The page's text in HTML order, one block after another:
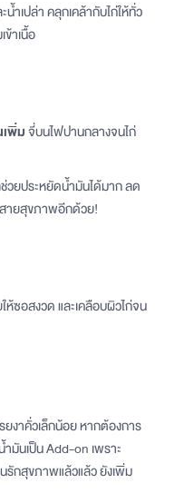
ำเปล่า คลุกเคล้ากับไก่ให้ทั่ว
าเนื้อ
พิ่มจี่บนไฟปานกลางจนไก่
วยประหยัดน้ำมันได้มาก ลด
สายสุขภาพอีกด้วย!
ห้ซอสงวด และเคลือบผิวไก่จน
ยงาคั่วเล็กน้อย หากต้องการ
มันเป็น Add-on เพราะ
รักสุขภาพแล้วแล้ว ยังเพิ่ม